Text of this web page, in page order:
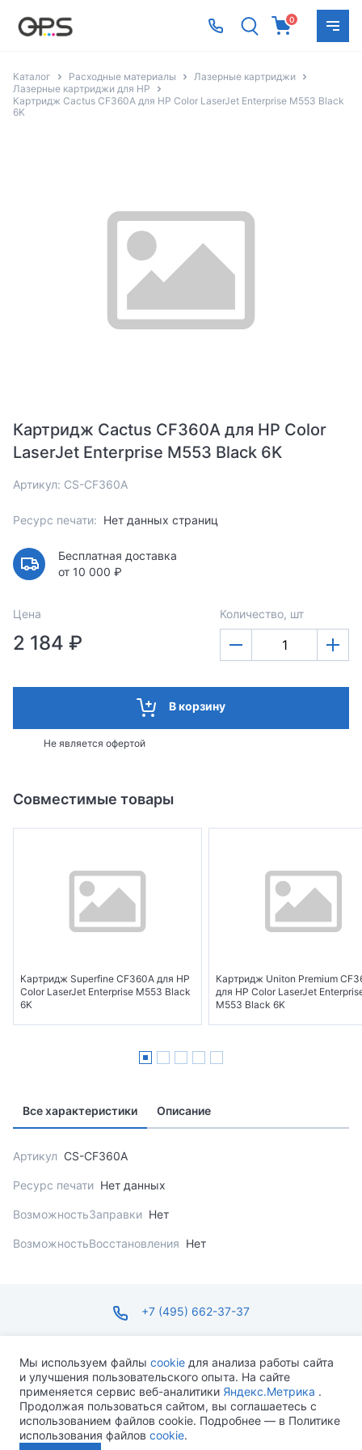
0
Каталог Расходные материалы
Лазерные картриджи
Лазерные картриджи для HP
Картридж Cactus CF360A для HP Color LaserJet Enterprise M553 Black
6K
Картридж Cactus CF360A для HP Color
LaserJet Enterprise M553 Black 6K
Артикул: CS-CF360A
Ресурс печати: Нет данных страниц
Бесплатная доставка
от 10 000 ₽
Цена
2 184 ₽
Количество, шт
В корзину
Не является офертой
Совместимые товары
Картридж Superfine CF360A для HP
Color LaserJet Enterprise M553 Black
6K
Картридж Uniton Premium
для HP Color LaserJet
M553 Black 6K
Все характеристики Описание
Артикул CS-CF360A
Ресурс печати Нет данных
ВозможностьЗаправки Нет
ВозможностьВосстановления Нет
+7 (495) 662-37-37
ПН-ПТ С 09:00 ДО 18:00 СБ-ВС ВЫХОДНОЙ
Мы используем файлы cookie для анализа работы сайта
и улучшения пользовательского опыта. На сайте
применяется сервис веб-аналитики Яндекс.Метрика .
Продолжая пользоваться сайтом, вы соглашаетесь с
использованием файлов cookie. Подробнее — в Политике
использования файлов cookie.